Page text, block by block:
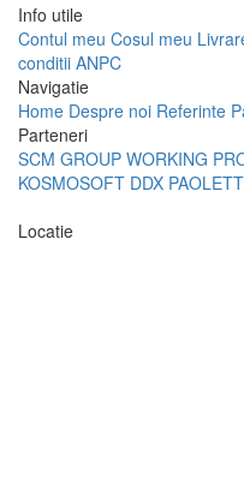
Info utile
Contul meu Cosul meu
conditii ANPC
Navigatie
Home Despre noi Referinte
Parteneri
SCM GROUP WORKING
KOSMOSOFT DDX
Locatie